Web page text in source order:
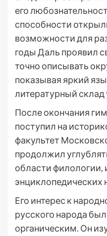
его
способности
возможности для
годы Даль проявил
точно описывать
показывая яркий
литературный склад
После окончания
поступил на
факультет
продолжил
области филологии,
энциклопедических
Его интерес к
русского народа
органическим. Он